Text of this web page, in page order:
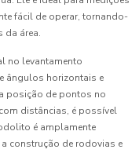
fácil de operar, tornando-
da área.
no levantamento
ângulos horizontais e
posição de pontos no
distâncias, é possível
é amplamente
construção de rodovias e